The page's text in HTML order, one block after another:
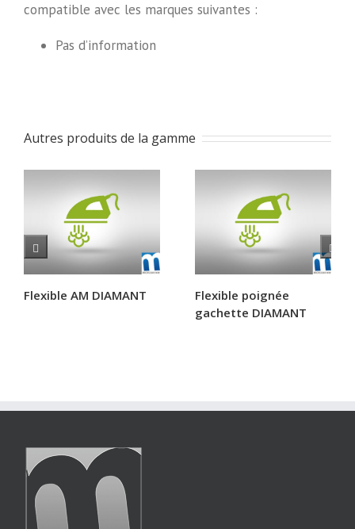
compatible avec les marques suivantes :
Pas d’information
Autres produits de la gamme
Flexible AM DIAMANT
Flexible poignée
gachette DIAMANT